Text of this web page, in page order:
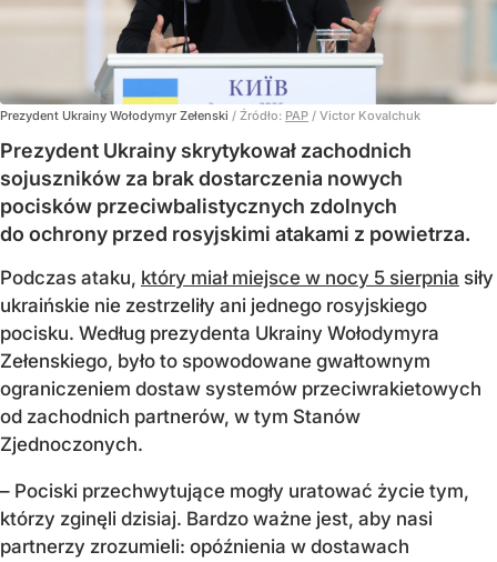
Prezydent Ukrainy Wołodymyr Zełenski / Źródło: PAP / Victor Kovalchuk
Prezydent Ukrainy skrytykował zachodnich
sojuszników za brak dostarczenia nowych
pocisków przeciwbalistycznych zdolnych
do ochrony przed rosyjskimi atakami z powietrza.
Podczas ataku, który miał miejsce w nocy 5 sierpnia siły
ukraińskie nie zestrzeliły ani jednego rosyjskiego
pocisku. Według prezydenta Ukrainy Wołodymyra
Zełenskiego, było to spowodowane gwałtownym
ograniczeniem dostaw systemów przeciwrakietowych
od zachodnich partnerów, w tym Stanów
Zjednoczonych.
– Pociski przechwytujące mogły uratować życie tym,
którzy zginęli dzisiaj. Bardzo ważne jest, aby nasi
partnerzy zrozumieli: opóźnienia w dostawach